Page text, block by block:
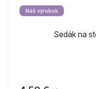
Náš výrobok
Sedák na